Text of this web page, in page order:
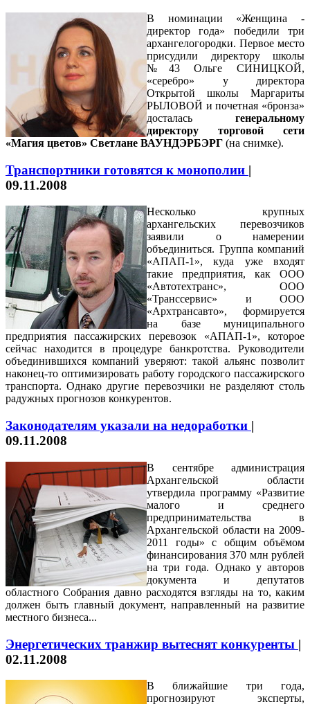
В номинации «Женщина -
директор года» победили три
архангелогородки. Первое место
присудили директору школы
№43 Ольге СИНИЦКОЙ,
«серебро» у директора
Открытой школы Маргариты
РЫЛОВОЙ и почетная «бронза»
досталась генеральному
директору торговой сети
«Магия цветов» Светлане ВАУНДЭРБЭРГ (на снимке).
Транспортники готовятся к монополии |
09.11.2008
Несколько крупных
архангельских перевозчиков
заявили о намерении
объединиться. Группа компаний
«АПАП-1», куда уже входят
такие предприятия, как ООО
«Автотехтранс», ООО
«Транссервис» и ООО
«Архтрансавто», формируется
на базе муниципального
предприятия пассажирских перевозок «АПАП-1», которое
сейчас находится в процедуре банкротства. Руководители
объединившихся компаний уверяют: такой альянс позволит
наконец-то оптимизировать работу городского пассажирского
транспорта. Однако другие перевозчики не разделяют столь
радужных прогнозов конкурентов.
Законодателям указали на недоработки |
09.11.2008
В сентябре администрация
Архангельской области
утвердила программу «Развитие
малого и среднего
предпринимательства в
Архангельской области на 2009-
2011 годы» с общим объёмом
финансирования 370 млн рублей
на три года. Однако у авторов
документа и депутатов
областного Собрания давно расходятся взгляды на то, каким
должен быть главный документ, направленный на развитие
местного бизнеса...
Энергетических транжир вытеснят конкуренты |
02.11.2008
В ближайшие три года,
прогнозируют эксперты,